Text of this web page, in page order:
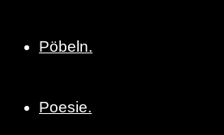
Pöbeln.
Poesie.